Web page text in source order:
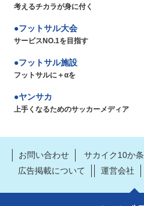
考えるチカラが身に付く
フットサル大会
サービスNO.1を目指す
フットサル施設
フットサルに＋αを
ヤンサカ
上手くなるためのサッカーメディア
お問い合わせ サカイク10か条
広告掲載について
運営会社